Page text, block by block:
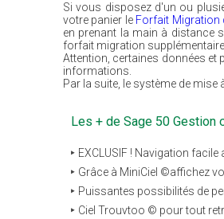
Si vous disposez d'un ou
votre panier le Forfait Migration
en prenant la main à distance
forfait migration supplémentaire.
Attention, certaines données
informations.
Par la suite, le système de
Les + de Sage 50 Gestion
EXCLUSIF ! Navigation
Grâce à MiniCiel ©affichez
Puissantes possibilités de
Ciel Trouvtoo © pour tout